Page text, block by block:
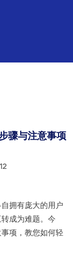
骤与注意事项
拥有庞大的用户
成为难题。今
项，教您如何轻